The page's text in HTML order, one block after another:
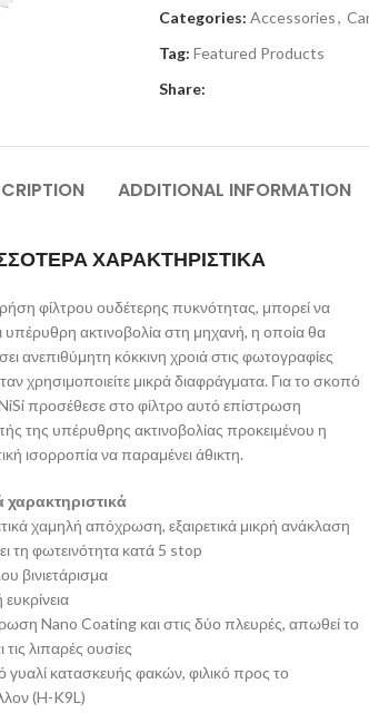
Categories: Accessories,
Tag: Featured Products
Share:
ADDITIONAL INFORMATION
ΧΑΡΑΚΤΗΡΙΣΤΙΚΑ
φίλτρου ουδέτερης πυκνότητας, μπορεί να
υπέρυθρη ακτινοβολία στη μηχανή, η οποία θα
ανεπιθύμητη κόκκινη χροιά στις φωτογραφίες
χρησιμοποιείτε μικρά διαφράγματα. Για το σκοπό
προσέθεσε στο φίλτρο αυτό επίστρωση
της υπέρυθρης ακτινοβολίας προκειμένου η
ισορροπία να παραμένει άθικτη.
χαρακτηριστικά
χαμηλή απόχρωση, εξαιρετικά μικρή ανάκλαση
τη φωτεινότητα κατά 5 stop
βινιετάρισμα
Nano Coating και στις δύο πλευρές, απωθεί το
τις λιπαρές ουσίες
γυαλί κατασκευής φακών, φιλικό προς το
(H-K9L)